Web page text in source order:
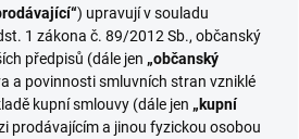
) upravují v souladu
1 zákona č. 89/2012 Sb., občanský
předpisů (dále jen „občanský
a povinnosti smluvních stran vzniklé
kupní smlouvy (dále jen „kupní
prodávajícím a jinou fyzickou osobou